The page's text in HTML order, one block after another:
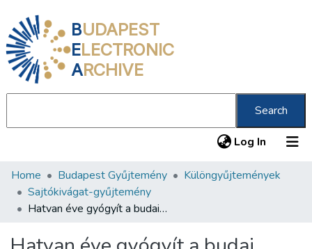
BUDAPEST
ELECTRONIC
ARCHIVE
Search
Log In (current)
Communities & Collections
All of DSpace
Home Budapest Gyűjtemény
Különgyűjtemények
Sajtókivágat-gyűjtemény
Hatvan éve gyógyít a budai "Varázshegy"